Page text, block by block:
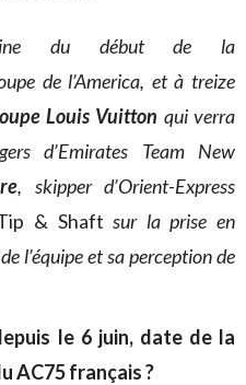
du début de la
de l’America, et à treize
Louis Vuitton qui verra
d’Emirates Team New
, skipper d’Orient-Express
& Shaftsur la prise en
l’équipe et sa perception de
le 6 juin, date de la
AC75 français ?